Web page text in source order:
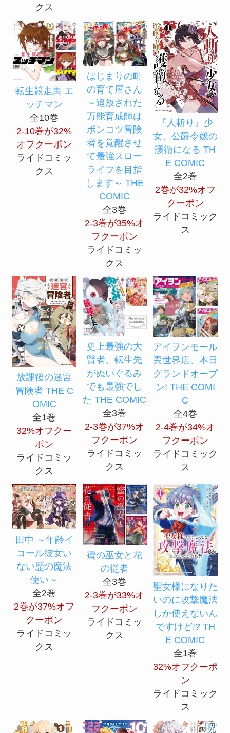
クス
転生競走馬 エ
ッチマン
全10巻
2-10巻が32%
オフクーポン
ライドコミッ
クス
はじまりの町
の育て屋さん
～追放された
万能育成師は
ポンコツ冒険
者を覚醒させ
て最強スロー
ライフを目指
します～ THE
COMIC
全3巻
2-3巻が35%オ
フクーポン
ライドコミッ
クス
『人斬り』少
女、公爵令嬢の
護衛になる TH
E COMIC
全2巻
2巻が32%オフ
クーポン
ライドコミック
ス
放課後の迷宮
冒険者 THE C
OMIC
全1巻
32%オフクー
ポン
ライドコミッ
クス
史上最強の大
賢者、転生先
がぬいぐるみ
でも最強でし
た THE COMIC
全3巻
2-3巻が37%オ
フクーポン
ライドコミッ
クス
アイヲンモール
異世界店、本日
グランドオープ
ン! THE COMI
C
全4巻
2-4巻が34%オ
フクーポン
ライドコミック
ス
田中 ～年齢イ
コール彼女い
ない歴の魔法
使い～
全2巻
2巻が37%オフ
クーポン
ライドコミッ
クス
蜜の巫女と花
の従者
全3巻
2-3巻が33%オ
フクーポン
ライドコミッ
クス
聖女様になりた
いのに攻撃魔法
しか使えないん
ですけど!? TH
E COMIC
全1巻
32%オフクーポ
ン
ライドコミック
ス